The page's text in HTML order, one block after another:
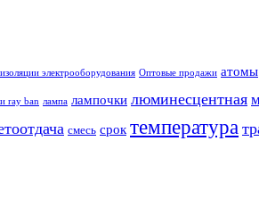
электрооборудования Оптовые продажи атомы
ray ban лампа лампочки люминесцентная
смесь срок температура